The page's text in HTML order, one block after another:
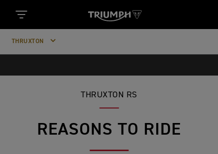
THRUXTON
THRUXTON RS
REASONS TO RIDE